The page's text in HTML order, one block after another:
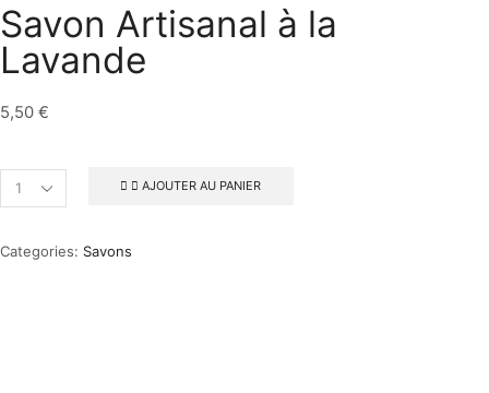
Savon Artisanal à la
Lavande
5,50 €
AJOUTER AU PANIER
Categories: Savons